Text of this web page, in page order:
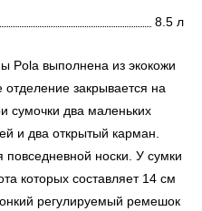
8.5 л
Pola выполнена из экокожи
закрывается на
сумочки два маленьких
и два открытый карман.
носки. У сумки
которых составляет 14 см
регулируемый ремешок